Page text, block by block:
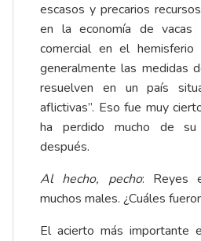
escasos y precarios
en la economía de vacas
comercial en el
generalmente las medidas
resuelven en un país
aflictivas”. Eso fue muy
ha perdido mucho de
después.
Al hecho, pecho: Reyes
muchos males. ¿Cuáles
El acierto más importante